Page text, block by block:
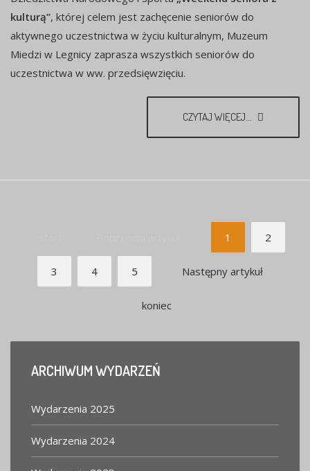
kulturą”, której celem jest zachęcenie seniorów do
aktywnego uczestnictwa w życiu kulturalnym, Muzeum
Miedzi w Legnicy zaprasza wszystkich seniorów do
uczestnictwa w ww. przedsięwzięciu.
CZYTAJ WIĘCEJ...
1 2
3 4 5 Następny artykuł
koniec
ARCHIWUMWYDARZEŃ
Wydarzenia 2025
Wydarzenia 2024